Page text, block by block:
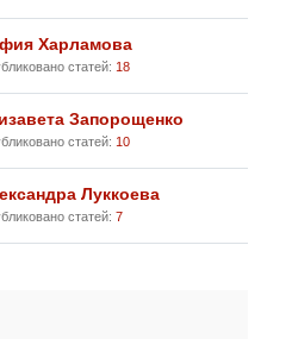
Харламова
статей: 18
Запорощенко
статей: 10
Луккоева
статей: 7